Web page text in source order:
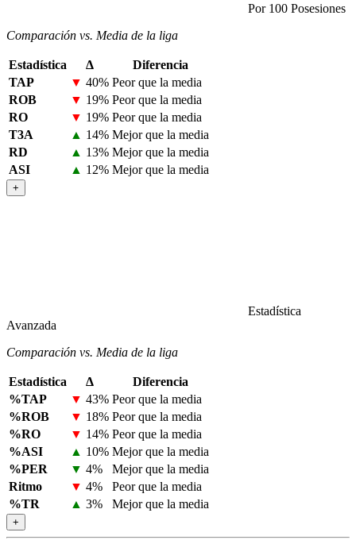
Por 100 Posesiones
Comparación vs. Media de la liga
Estadística Δ
Diferencia
TAP
▼ 40% Peor que la media
ROB
▼ 19% Peor que la media
RO
▼ 19% Peor que la media
T3A
▲ 14% Mejor que la media
RD
▲ 13% Mejor que la media
ASI
▲ 12% Mejor que la media
+
Estadística
Avanzada
Comparación vs. Media de la liga
Estadística Δ
Diferencia
%TAP
▼ 43% Peor que la media
%ROB
▼ 18% Peor que la media
%RO
▼ 14% Peor que la media
%ASI
▲ 10% Mejor que la media
%PER
▼ 4%
Mejor que la media
Ritmo
▼ 4%
Peor que la media
%TR
▲ 3% Mejor que la media
+